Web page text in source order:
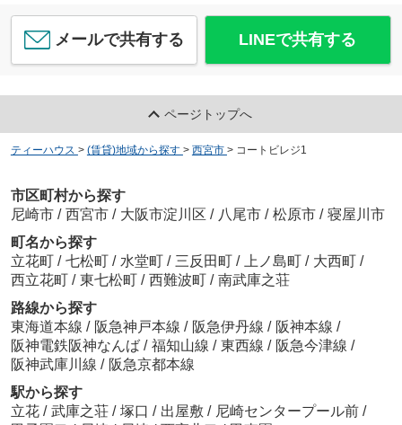
メールで共有する LINEで共有する
ページトップへ
ティーハウス > (賃貸)地域から探す > 西宮市 > コートビレジ1
市区町村から探す
尼崎市 / 西宮市 / 大阪市淀川区 / 八尾市 / 松原市 / 寝屋川市
町名から探す
立花町 / 七松町 / 水堂町 / 三反田町 / 上ノ島町 / 大西町 /
西立花町 / 東七松町 / 西難波町 / 南武庫之荘
路線から探す
東海道本線 / 阪急神戸本線 / 阪急伊丹線 / 阪神本線 /
阪神電鉄阪神なんば / 福知山線 / 東西線 / 阪急今津線 /
阪神武庫川線 / 阪急京都本線
駅から探す
立花 / 武庫之荘 / 塚口 / 出屋敷 / 尼崎センタープール前 /